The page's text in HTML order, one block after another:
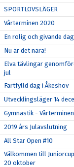
SPORTLOVSLÄGER
Vårterminen 2020
En rolig och givande
Nu är det nära!
Elva tävlingar
jul
Fartfylld dag i Åkeshov
Utvecklingsläger 14
Gymnastik -
2019 års Julavslutning
All Star Open #10
Välkommen till
20 oktober